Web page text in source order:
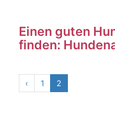
Einen guten
finden:
‹ 1 2